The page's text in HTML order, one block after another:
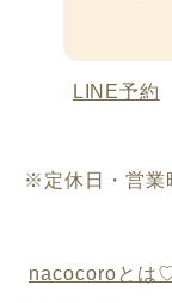
LINE予約
※定休日・営業
nacocoroとは